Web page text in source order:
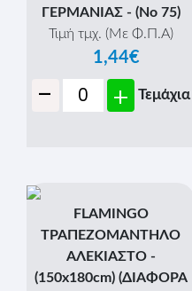
ΓΕΡΜΑΝΙΑΣ - (No 75)
Τιμή τμχ. (Με Φ.Π.Α)
1,44€
- + Τεμάχια
FLAMINGO
ΤΡΑΠΕΖΟΜΑΝΤΗΛΟ
ΑΛΕΚΙΑΣΤΟ -
(150x180cm) (ΔΙΑΦΟΡΑ